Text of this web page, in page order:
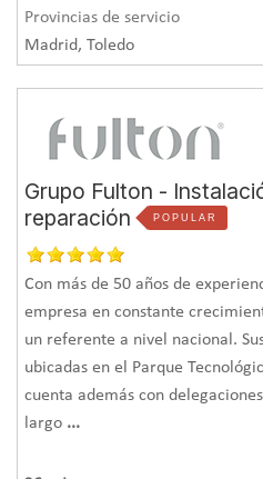
El material. Elegir el tipo de
una buena capacidad de
mercado existen aislantes
mineral, espumas de
geotextiles, fibra de madera…
Revisar ventanas y
complementan la instalación
evitar que se formen de
altos niveles de hermeticidad.
Provincias de servicio
Madrid, Toledo
Grupo Fulton -
reparación
POPULAR
Con más de 50 años de
empresa en constante
un referente a nivel nacional.
ubicadas en el Parque
cuenta además con
largo ...